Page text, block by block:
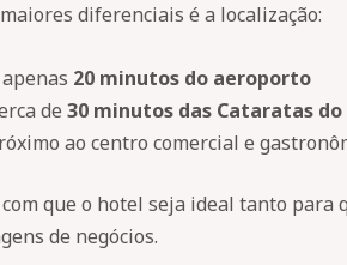
diferenciais é a localização:
20 minutos do aeroporto
de 30 minutos das Cataratas
ao centro comercial e
que o hotel seja ideal tanto para
de negócios.